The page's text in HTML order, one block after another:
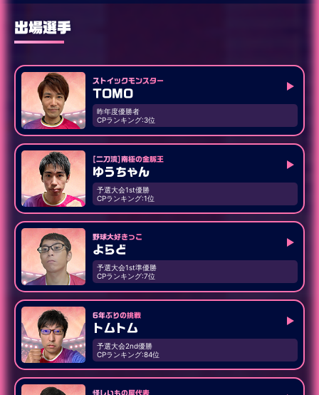
出場選手
ストイックモンスター
TOMO
昨年度優勝者
CPランキング:3位
[二刀流]南極の金脈王
ゆうちゃん
予選大会1st優勝
CPランキング:1位
野球大好きっこ
よらど
予選大会1st準優勝
CPランキング:7位
6年ぶりの挑戦
トムトム
予選大会2nd優勝
CPランキング:84位
怪しいもの屋代表